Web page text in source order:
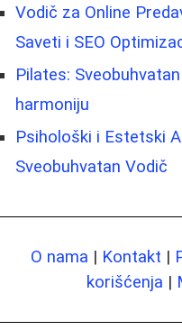
Vodič za Online
Saveti i SEO
Pilates:
harmoniju
Psihološki i Estetski
Sveobuhvatan Vodič
O nama | Kontakt |
korišćenja |